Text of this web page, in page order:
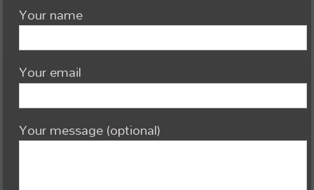
Your name
Your email
Your message (optional)